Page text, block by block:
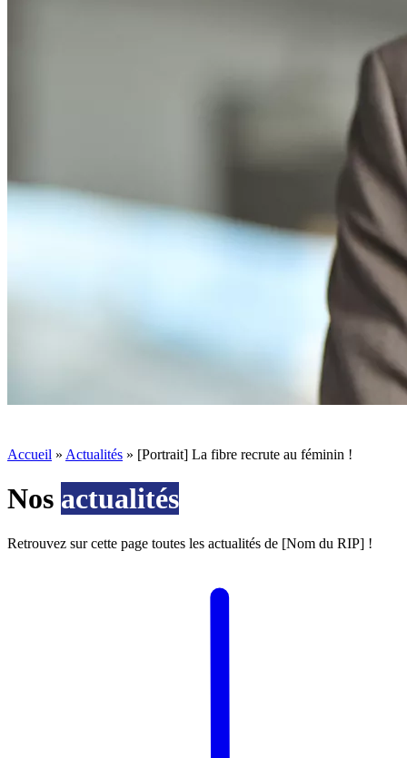
Accueil » Actualités » [Portrait] La fibre recrute au féminin !
Nos actualités
Retrouvez sur cette page toutes les actualités de [Nom du RIP] !